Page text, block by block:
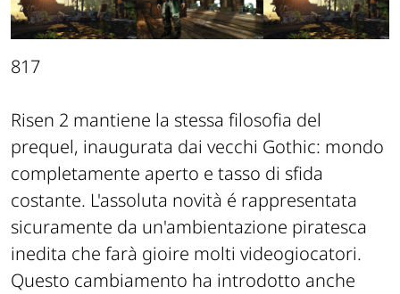
817
Risen 2 mantiene la stessa filosofia del
prequel, inaugurata dai vecchi Gothic: mondo
completamente aperto e tasso di sfida
costante. L'assoluta novità é rappresentata
sicuramente da un'ambientazione piratesca
inedita che farà gioire molti videogiocatori.
Questo cambiamento ha introdotto anche